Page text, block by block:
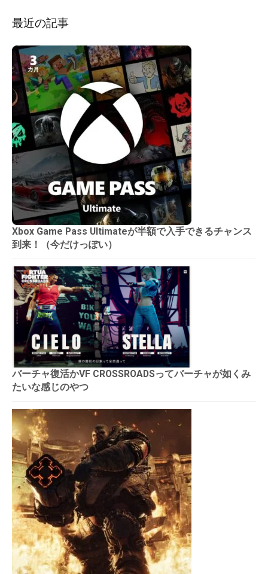
最近の記事
Xbox Game Pass Ultimateが半額で入手できるチャンス
到来！（今だけっぽい）
バーチャ復活かVF CROSSROADSってバーチャが如くみ
たいな感じのやつ